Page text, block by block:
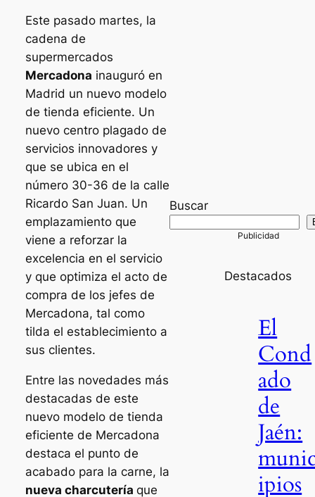
Este pasado martes, la
cadena de
supermercados
Mercadona inauguró en
Madrid un nuevo modelo
de tienda eficiente. Un
nuevo centro plagado de
servicios innovadores y
que se ubica en el
número 30-36 de la calle
Ricardo San Juan. Un
emplazamiento que
viene a reforzar la
excelencia en el servicio
y que optimiza el acto de
compra de los jefes de
Mercadona, tal como
tilda el establecimiento a
sus clientes.
Entre las novedades más
destacadas de este
nuevo modelo de tienda
eficiente de Mercadona
destaca el punto de
acabado para la carne, la
nueva charcutería que
Buscar
Destacados
El
Cond
ado
de
Jaén:
ipios